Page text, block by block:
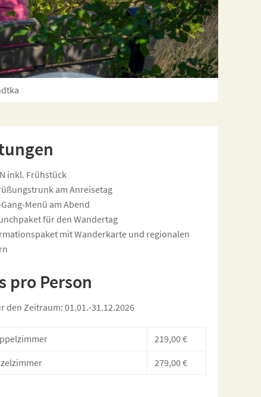
inkl. Frühstück
am Anreisetag
Menü am Abend
für den Wandertag
mit Wanderkarte und regionalen
pro Person
den Zeitraum: 01.01.-31.12.2026
219,00 €
279,00 €